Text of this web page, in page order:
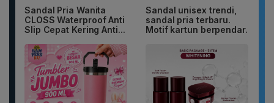
Sandal Pria Wanita
CLOSS Waterproof Anti
Slip Cepat Kering Anti...
Sandal unisex trendi,
sandal pria terbaru.
Motif kartun berpendar.